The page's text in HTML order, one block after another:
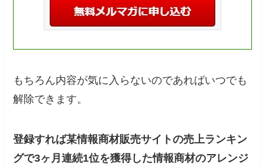
もちろん内容が気に入らないのであればいつでも
解除できます。
登録すれば某情報商材販売サイトの売上ランキン
グで3ヶ月連続1位を獲得した情報商材のアレンジ